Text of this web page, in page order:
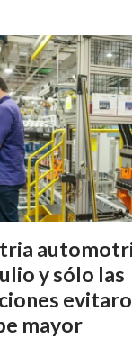
y sólo las
mayor